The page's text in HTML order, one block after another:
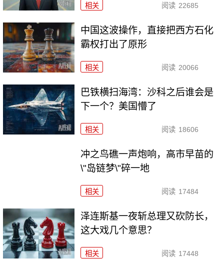
相关 阅读 22685
中国这波操作，直接把西方石化
霸权打出了原形
相关 阅读 20066
巴铁横扫海湾：沙科之后谁会是
下一个？美国懵了
相关 阅读 18606
冲之鸟礁一声炮响，高市早苗的
\"岛链梦\"碎一地
相关 阅读 17484
泽连斯基一夜斩总理又砍防长，
这大戏几个意思？
相关 阅读 17448